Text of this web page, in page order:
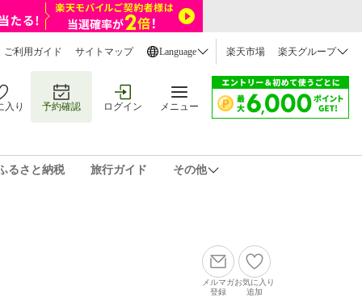
ご利用ガイド サイトマップ Language 楽天市場 楽天グループ
入り 予約確認 ログイン メニュー
るさと納税 旅行ガイド その他
メルマガ
登録
お気に入り
追加